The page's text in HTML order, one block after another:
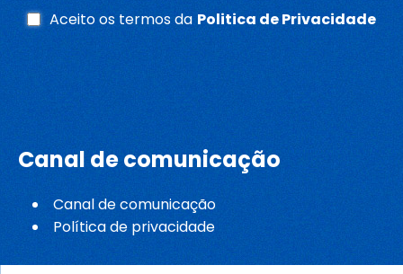
Aceito os termos da Politica de Privacidade
Canal de comunicação
Canal de comunicação
Política de privacidade